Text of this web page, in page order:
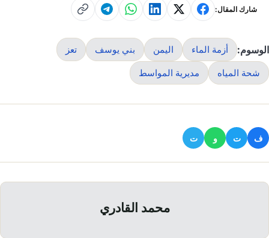
شارك المقال:
الوسوم: أزمة الماء اليمن بني يوسف
تعز
شحة المياه
مديرية المواسط
ف ت و ت
محمد القادري